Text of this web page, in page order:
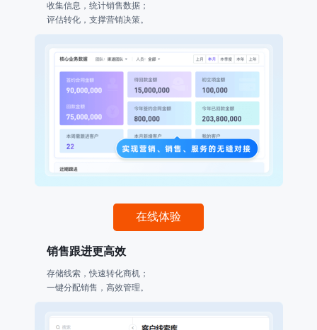
收集信息，统计销售数据；
评估转化，支撑营销决策。
在线体验
销售跟进更高效
存储线索，快速转化商机；
一键分配销售，高效管理。